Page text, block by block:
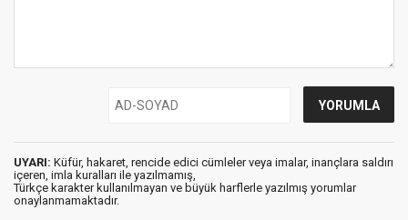
UYARI: Küfür, hakaret, rencide edici cümleler veya imalar, inançlara saldırı
içeren, imla kuralları ile yazılmamış,
Türkçe karakter kullanılmayan ve büyük harflerle yazılmış yorumlar
onaylanmamaktadır.